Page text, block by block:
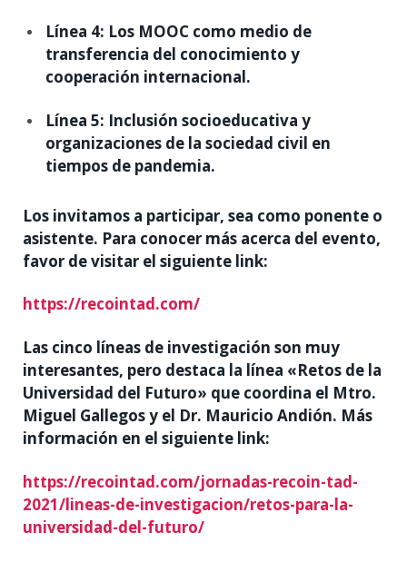
Línea 4: Los MOOC como medio de
transferencia del conocimiento y
cooperación internacional.
Línea 5: Inclusión socioeducativa y
organizaciones de la sociedad civil en
tiempos de pandemia.
Los invitamos a participar, sea como ponente o
asistente. Para conocer más acerca del evento,
favor de visitar el siguiente link:
https://recointad.com/
Las cinco líneas de investigación son muy
interesantes, pero destaca la línea «Retos de la
Universidad del Futuro» que coordina el Mtro.
Miguel Gallegos y el Dr. Mauricio Andión. Más
información en el siguiente link:
https://recointad.com/jornadas-recoin-tad-
2021/lineas-de-investigacion/retos-para-la-
universidad-del-futuro/